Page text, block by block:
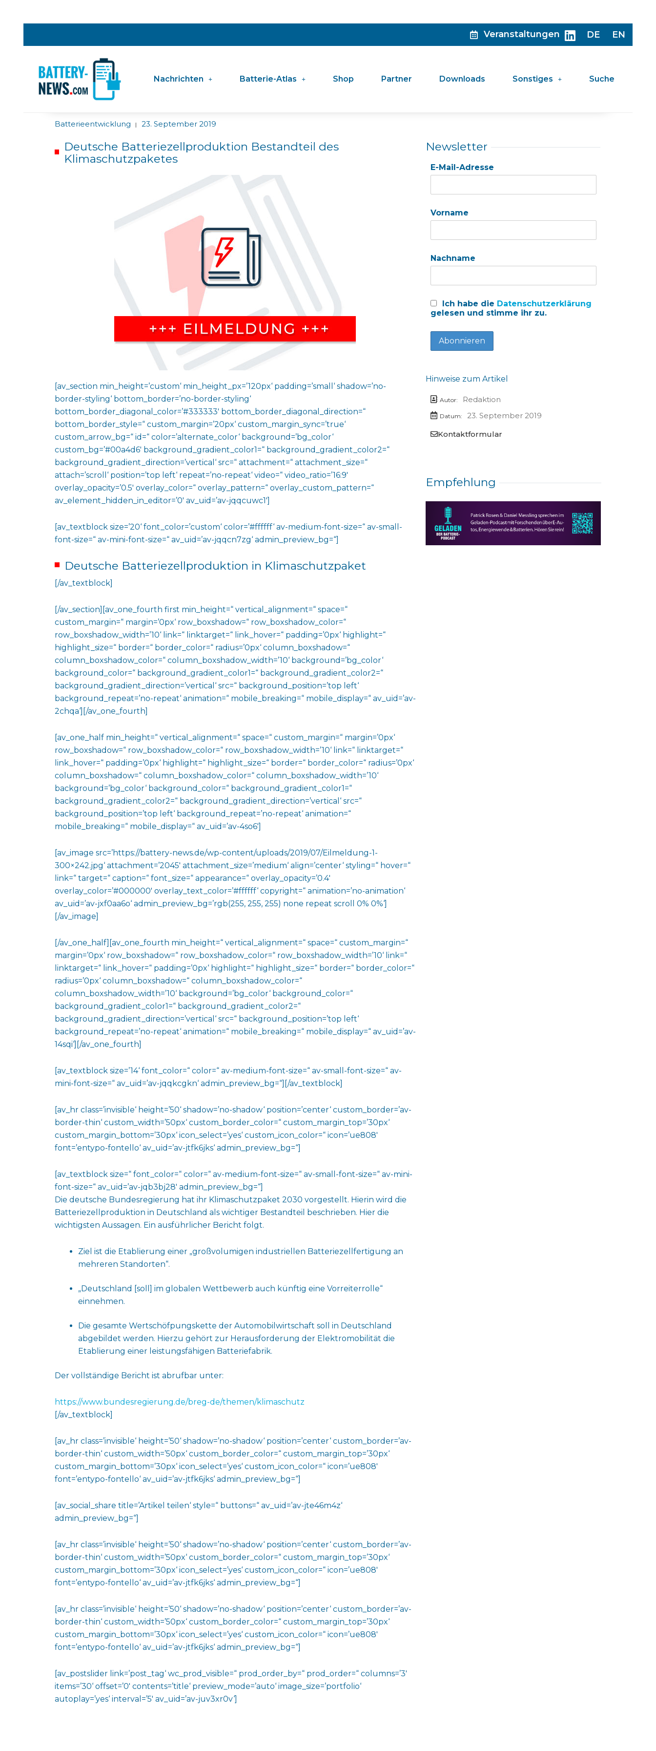
Veranstaltungen DE EN
Nachrichten Batterie-Atlas Shop Partner Downloads Sonstiges Suche
Batterieentwicklung | 23. September 2019
Deutsche Batteriezellproduktion Bestandteil des
Klimaschutzpaketes
[av_section min_height=’custom‘ min_height_px=’120px‘ padding=’small‘ shadow=’no-
border-styling‘ bottom_border=’no-border-styling‘
bottom_border_diagonal_color=’#333333′ bottom_border_diagonal_direction=“
bottom_border_style=“ custom_margin=’20px‘ custom_margin_sync=’true‘
custom_arrow_bg=“ id=“ color=’alternate_color‘ background=’bg_color‘
custom_bg=’#00a4d6′ background_gradient_color1=“ background_gradient_color2=“
background_gradient_direction=’vertical‘ src=“ attachment=“ attachment_size=“
attach=’scroll‘ position=’top left‘ repeat=’no-repeat‘ video=“ video_ratio=’16:9′
overlay_opacity=’0.5′ overlay_color=“ overlay_pattern=“ overlay_custom_pattern=“
av_element_hidden_in_editor=’0′ av_uid=’av-jqqcuwc1′]
[av_textblock size=’20‘ font_color=’custom‘ color=’#ffffff‘ av-medium-font-size=“ av-small-
font-size=“ av-mini-font-size=“ av_uid=’av-jqqcn7zg‘ admin_preview_bg=“]
Deutsche Batteriezellproduktion in Klimaschutzpaket
[/av_textblock]
[/av_section][av_one_fourth first min_height=“ vertical_alignment=“ space=“
custom_margin=“ margin=’0px‘ row_boxshadow=“ row_boxshadow_color=“
row_boxshadow_width=’10‘ link=“ linktarget=“ link_hover=“ padding=’0px‘ highlight=“
highlight_size=“ border=“ border_color=“ radius=’0px‘ column_boxshadow=“
column_boxshadow_color=“ column_boxshadow_width=’10‘ background=’bg_color‘
background_color=“ background_gradient_color1=“ background_gradient_color2=“
background_gradient_direction=’vertical‘ src=“ background_position=’top left‘
background_repeat=’no-repeat‘ animation=“ mobile_breaking=“ mobile_display=“ av_uid=’av-
2chqa‘][/av_one_fourth]
[av_one_half min_height=“ vertical_alignment=“ space=“ custom_margin=“ margin=’0px‘
row_boxshadow=“ row_boxshadow_color=“ row_boxshadow_width=’10‘ link=“ linktarget=“
link_hover=“ padding=’0px‘ highlight=“ highlight_size=“ border=“ border_color=“ radius=’0px‘
column_boxshadow=“ column_boxshadow_color=“ column_boxshadow_width=’10‘
background=’bg_color‘ background_color=“ background_gradient_color1=“
background_gradient_color2=“ background_gradient_direction=’vertical‘ src=“
background_position=’top left‘ background_repeat=’no-repeat‘ animation=“
mobile_breaking=“ mobile_display=“ av_uid=’av-4so6′]
[av_image src=’https://battery-news.de/wp-content/uploads/2019/07/Eilmeldung-1-
300×242.jpg‘ attachment=’2045′ attachment_size=’medium‘ align=’center‘ styling=“ hover=“
link=“ target=“ caption=“ font_size=“ appearance=“ overlay_opacity=’0.4′
overlay_color=’#000000′ overlay_text_color=’#ffffff‘ copyright=“ animation=’no-animation‘
av_uid=’av-jxf0aa6o‘ admin_preview_bg=’rgb(255, 255, 255) none repeat scroll 0% 0%‘]
[/av_image]
[/av_one_half][av_one_fourth min_height=“ vertical_alignment=“ space=“ custom_margin=“
margin=’0px‘ row_boxshadow=“ row_boxshadow_color=“ row_boxshadow_width=’10‘ link=“
linktarget=“ link_hover=“ padding=’0px‘ highlight=“ highlight_size=“ border=“ border_color=“
radius=’0px‘ column_boxshadow=“ column_boxshadow_color=“
column_boxshadow_width=’10‘ background=’bg_color‘ background_color=“
background_gradient_color1=“ background_gradient_color2=“
background_gradient_direction=’vertical‘ src=“ background_position=’top left‘
background_repeat=’no-repeat‘ animation=“ mobile_breaking=“ mobile_display=“ av_uid=’av-
14sqi‘][/av_one_fourth]
[av_textblock size=’14‘ font_color=“ color=“ av-medium-font-size=“ av-small-font-size=“ av-
mini-font-size=“ av_uid=’av-jqqkcgkn‘ admin_preview_bg=“][/av_textblock]
[av_hr class=’invisible‘ height=’50‘ shadow=’no-shadow‘ position=’center‘ custom_border=’av-
border-thin‘ custom_width=’50px‘ custom_border_color=“ custom_margin_top=’30px‘
custom_margin_bottom=’30px‘ icon_select=’yes‘ custom_icon_color=“ icon=’ue808′
font=’entypo-fontello‘ av_uid=’av-jtfk6jks‘ admin_preview_bg=“]
[av_textblock size=“ font_color=“ color=“ av-medium-font-size=“ av-small-font-size=“ av-mini-
font-size=“ av_uid=’av-jqb3bj28′ admin_preview_bg=“]
Die deutsche Bundesregierung hat ihr Klimaschutzpaket 2030 vorgestellt. Hierin wird die
Batteriezellproduktion in Deutschland als wichtiger Bestandteil beschrieben. Hier die
wichtigsten Aussagen. Ein ausführlicher Bericht folgt.
Ziel ist die Etablierung einer „großvolumigen industriellen Batteriezellfertigung an
mehreren Standorten“.
„Deutschland [soll] im globalen Wettbewerb auch künftig eine Vorreiterrolle“
einnehmen.
Die gesamte Wertschöfpungskette der Automobilwirtschaft soll in Deutschland
abgebildet werden. Hierzu gehört zur Herausforderung der Elektromobilität die
Etablierung einer leistungsfähigen Batteriefabrik.
Der vollständige Bericht ist abrufbar unter:
https://www.bundesregierung.de/breg-de/themen/klimaschutz
[/av_textblock]
[av_hr class=’invisible‘ height=’50‘ shadow=’no-shadow‘ position=’center‘ custom_border=’av-
border-thin‘ custom_width=’50px‘ custom_border_color=“ custom_margin_top=’30px‘
custom_margin_bottom=’30px‘ icon_select=’yes‘ custom_icon_color=“ icon=’ue808′
font=’entypo-fontello‘ av_uid=’av-jtfk6jks‘ admin_preview_bg=“]
[av_social_share title=’Artikel teilen‘ style=“ buttons=“ av_uid=’av-jte46m4z‘
admin_preview_bg=“]
[av_hr class=’invisible‘ height=’50‘ shadow=’no-shadow‘ position=’center‘ custom_border=’av-
border-thin‘ custom_width=’50px‘ custom_border_color=“ custom_margin_top=’30px‘
custom_margin_bottom=’30px‘ icon_select=’yes‘ custom_icon_color=“ icon=’ue808′
font=’entypo-fontello‘ av_uid=’av-jtfk6jks‘ admin_preview_bg=“]
[av_hr class=’invisible‘ height=’50‘ shadow=’no-shadow‘ position=’center‘ custom_border=’av-
border-thin‘ custom_width=’50px‘ custom_border_color=“ custom_margin_top=’30px‘
custom_margin_bottom=’30px‘ icon_select=’yes‘ custom_icon_color=“ icon=’ue808′
font=’entypo-fontello‘ av_uid=’av-jtfk6jks‘ admin_preview_bg=“]
[av_postslider link=’post_tag‘ wc_prod_visible=“ prod_order_by=“ prod_order=“ columns=’3′
items=’30‘ offset=’0′ contents=’title‘ preview_mode=’auto‘ image_size=’portfolio‘
autoplay=’yes‘ interval=’5′ av_uid=’av-juv3xr0v‘]
Newsletter
E-Mail-Adresse
Vorname
Nachname
Ich habe die Datenschutzerklärung
gelesen und stimme ihr zu.
Hinweise zum Artikel
Autor: Redaktion
Datum:
23. September 2019
Kontaktformular
Empfehlung